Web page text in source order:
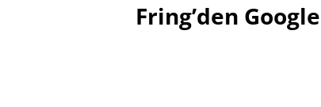
Fring’den